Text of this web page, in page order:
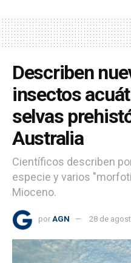
Describen
insectos
selvas
Australia
Científicos describen
especie y varios
Mioceno.
por AGN 28 de